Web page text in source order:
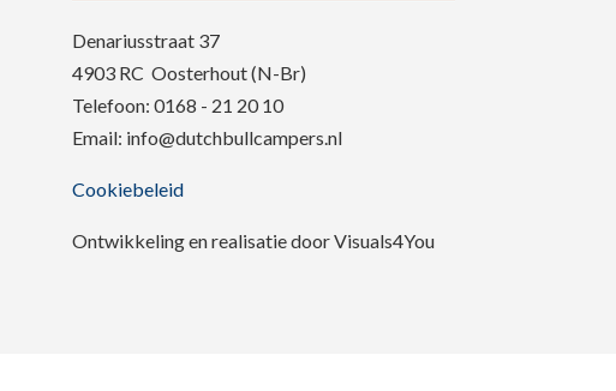
Denariusstraat 37
4903 RC Oosterhout (N-Br)
Telefoon: 0168 - 21 20 10
Email: info@dutchbullcampers.nl
Cookiebeleid
Ontwikkeling en realisatie door Visuals4You